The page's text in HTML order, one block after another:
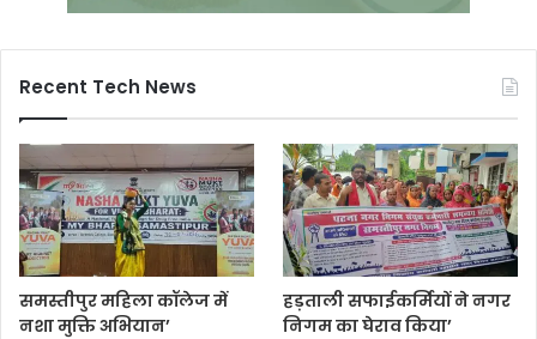
Recent Tech News
समस्तीपुर महिला कॉलेज में
नशा मुक्ति अभियान’
हड़ताली सफाईकर्मियों ने नगर
निगम का घेराव किया’